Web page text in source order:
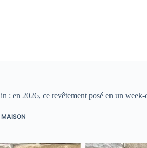
: en 2026, ce revêtement posé en un
MAISON